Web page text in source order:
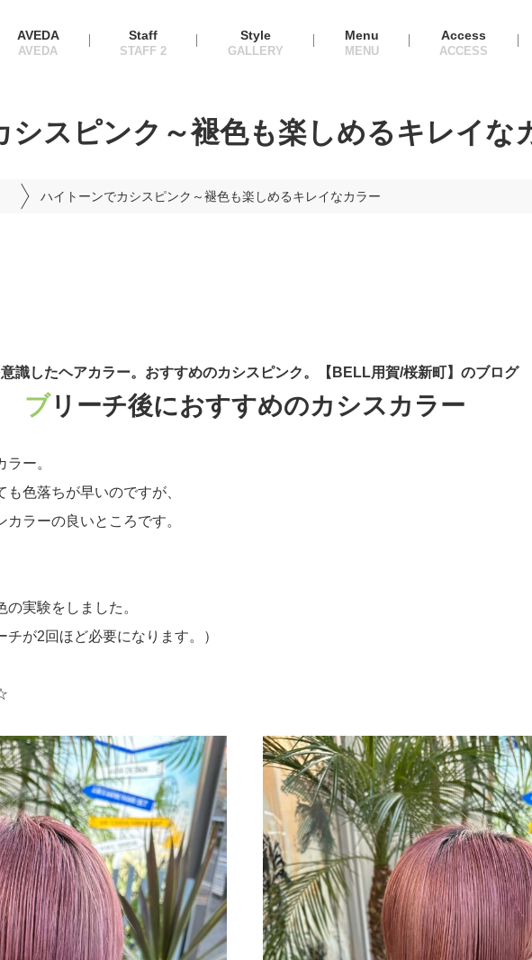
AVEDA Staff Style Menu Access
シスピンク～褪色も楽しめるキレイな
ハイトーンでカシスピンク～褪色も楽しめるキレイなカラー
識したヘアカラー。おすすめのカシスピンク。【BELL用賀/桜新町】のブログ
ブリーチ後におすすめのカシスカラー
ー。
色落ちが早いのですが、
ラーの良いところです。
実験をしました。
が2回ほど必要になります。）